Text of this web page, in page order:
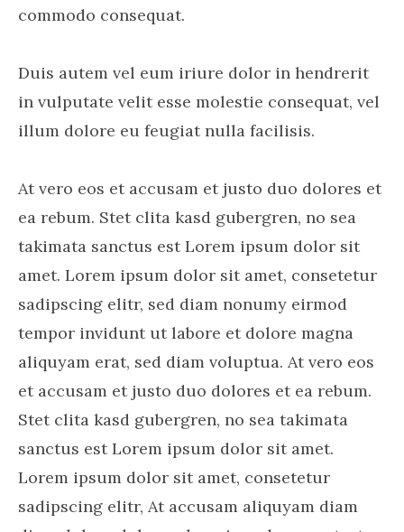
commodo consequat.
Duis autem vel eum iriure dolor in hendrerit
in vulputate velit esse molestie consequat, vel
illum dolore eu feugiat nulla facilisis.
At vero eos et accusam et justo duo dolores et
ea rebum. Stet clita kasd gubergren, no sea
takimata sanctus est Lorem ipsum dolor sit
amet. Lorem ipsum dolor sit amet, consetetur
sadipscing elitr, sed diam nonumy eirmod
tempor invidunt ut labore et dolore magna
aliquyam erat, sed diam voluptua. At vero eos
et accusam et justo duo dolores et ea rebum.
Stet clita kasd gubergren, no sea takimata
sanctus est Lorem ipsum dolor sit amet.
Lorem ipsum dolor sit amet, consetetur
sadipscing elitr, At accusam aliquyam diam